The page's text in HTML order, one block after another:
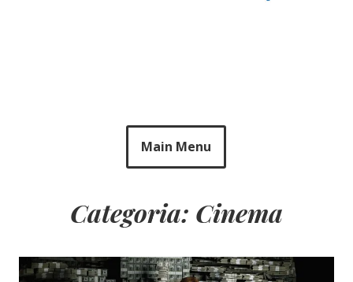
Main Menu
Categoria: Cinema